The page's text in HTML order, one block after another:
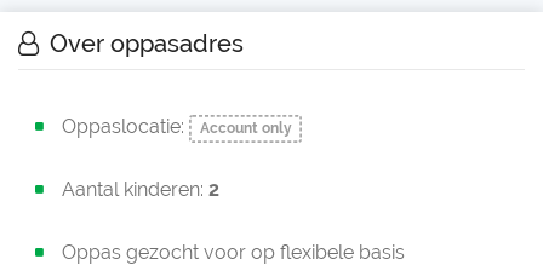
Over oppasadres
Oppaslocatie: Account only
Aantal kinderen: 2
Oppas gezocht voor op flexibele basis